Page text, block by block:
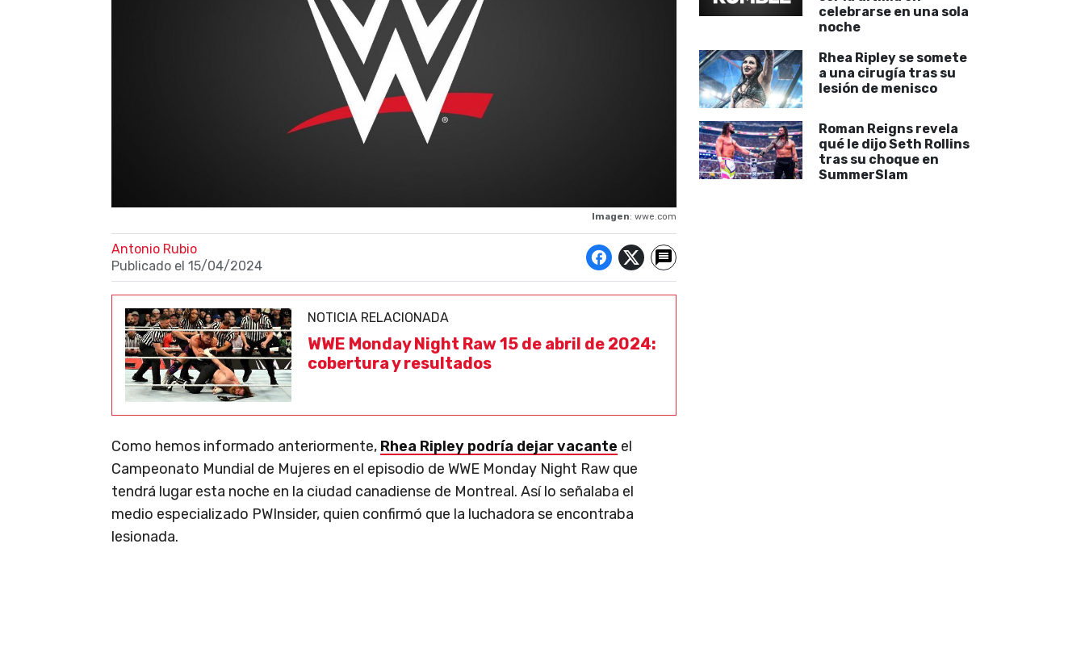
Imagen: wwe.com
Antonio Rubio
Publicado el 15/04/2024
NOTICIA RELACIONADA
WWE Monday Night Raw 15 de abril de 2024:
cobertura y resultados
Como hemos informado anteriormente, Rhea Ripley podría dejar vacante el
Campeonato Mundial de Mujeres en el episodio de WWE Monday Night Raw que
tendrá lugar esta noche en la ciudad canadiense de Montreal. Así lo señalaba el
medio especializado PWInsider, quien confirmó que la luchadora se encontraba
lesionada.
celebrarse en una sola
noche
Rhea Ripley se somete
a una cirugía tras su
lesión de menisco
Roman Reigns revela
qué le dijo Seth Rollins
tras su choque en
SummerSlam